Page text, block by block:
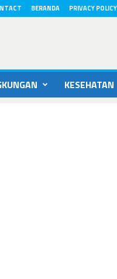
BERANDA PRIVACY POLICY
KESEHATAN